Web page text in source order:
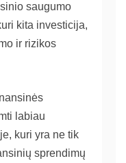
saugumo
kita investicija,
ir rizikos
labiau
kuri yra ne tik
sprendimų